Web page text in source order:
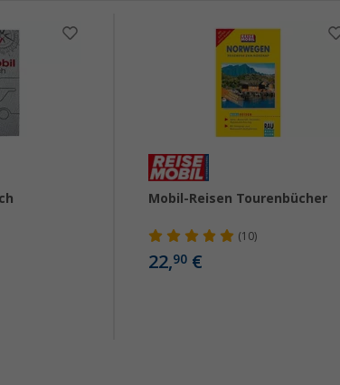
Mobil-Reisen Tourenbücher
(10)
22,90 €